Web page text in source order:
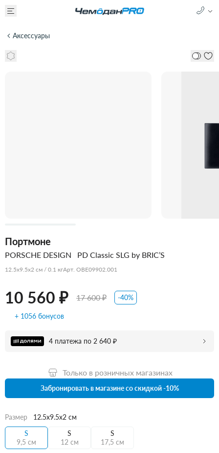
Аксессуары
Портмоне
PORSCHE DESIGN PD Classic SLG by BRIC’S
12.5x9.5x2 см / 0.1 кгАрт. OBE09902.001
10 560 ₽ 17 600 ₽ -40%
+ 1056 бонусов
4 платежа по 2 640 ₽
Только в розничных магазинах
Забронировать в магазине со скидкой -10%
Размер
12.5x9.5x2 см
S
9,5 см
S
12 см
S
17,5 см